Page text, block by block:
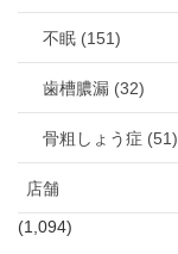
不眠 (151)
歯槽膿漏 (32)
骨粗しょう症 (51)
店舗
(1,094)